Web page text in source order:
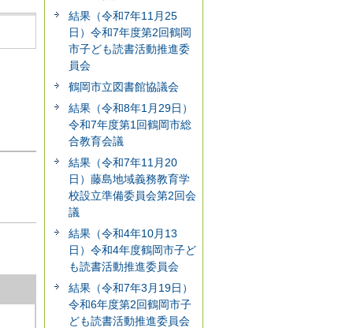
結果（令和7年11月25
日）令和7年度第2回鶴岡
市子ども読書活動推進委
員会
鶴岡市立図書館協議会
結果（令和8年1月29日）
令和7年度第1回鶴岡市総
合教育会議
結果（令和7年11月20
日）藤島地域義務教育学
校設立準備委員会第2回会
議
結果（令和4年10月13
日）令和4年度鶴岡市子ど
も読書活動推進委員会
結果（令和7年3月19日）
令和6年度第2回鶴岡市子
ども読書活動推進委員会